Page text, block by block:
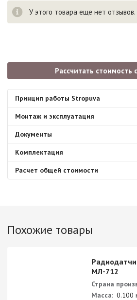
У этого товара еще нет
Рассчитать стоимость
Принцип работы Stropuva
Монтаж и эксплуатация
Документы
Комплектация
Расчет общей стоимости
Похожие товары
МЛ-712
Страна
Масса: 0.100